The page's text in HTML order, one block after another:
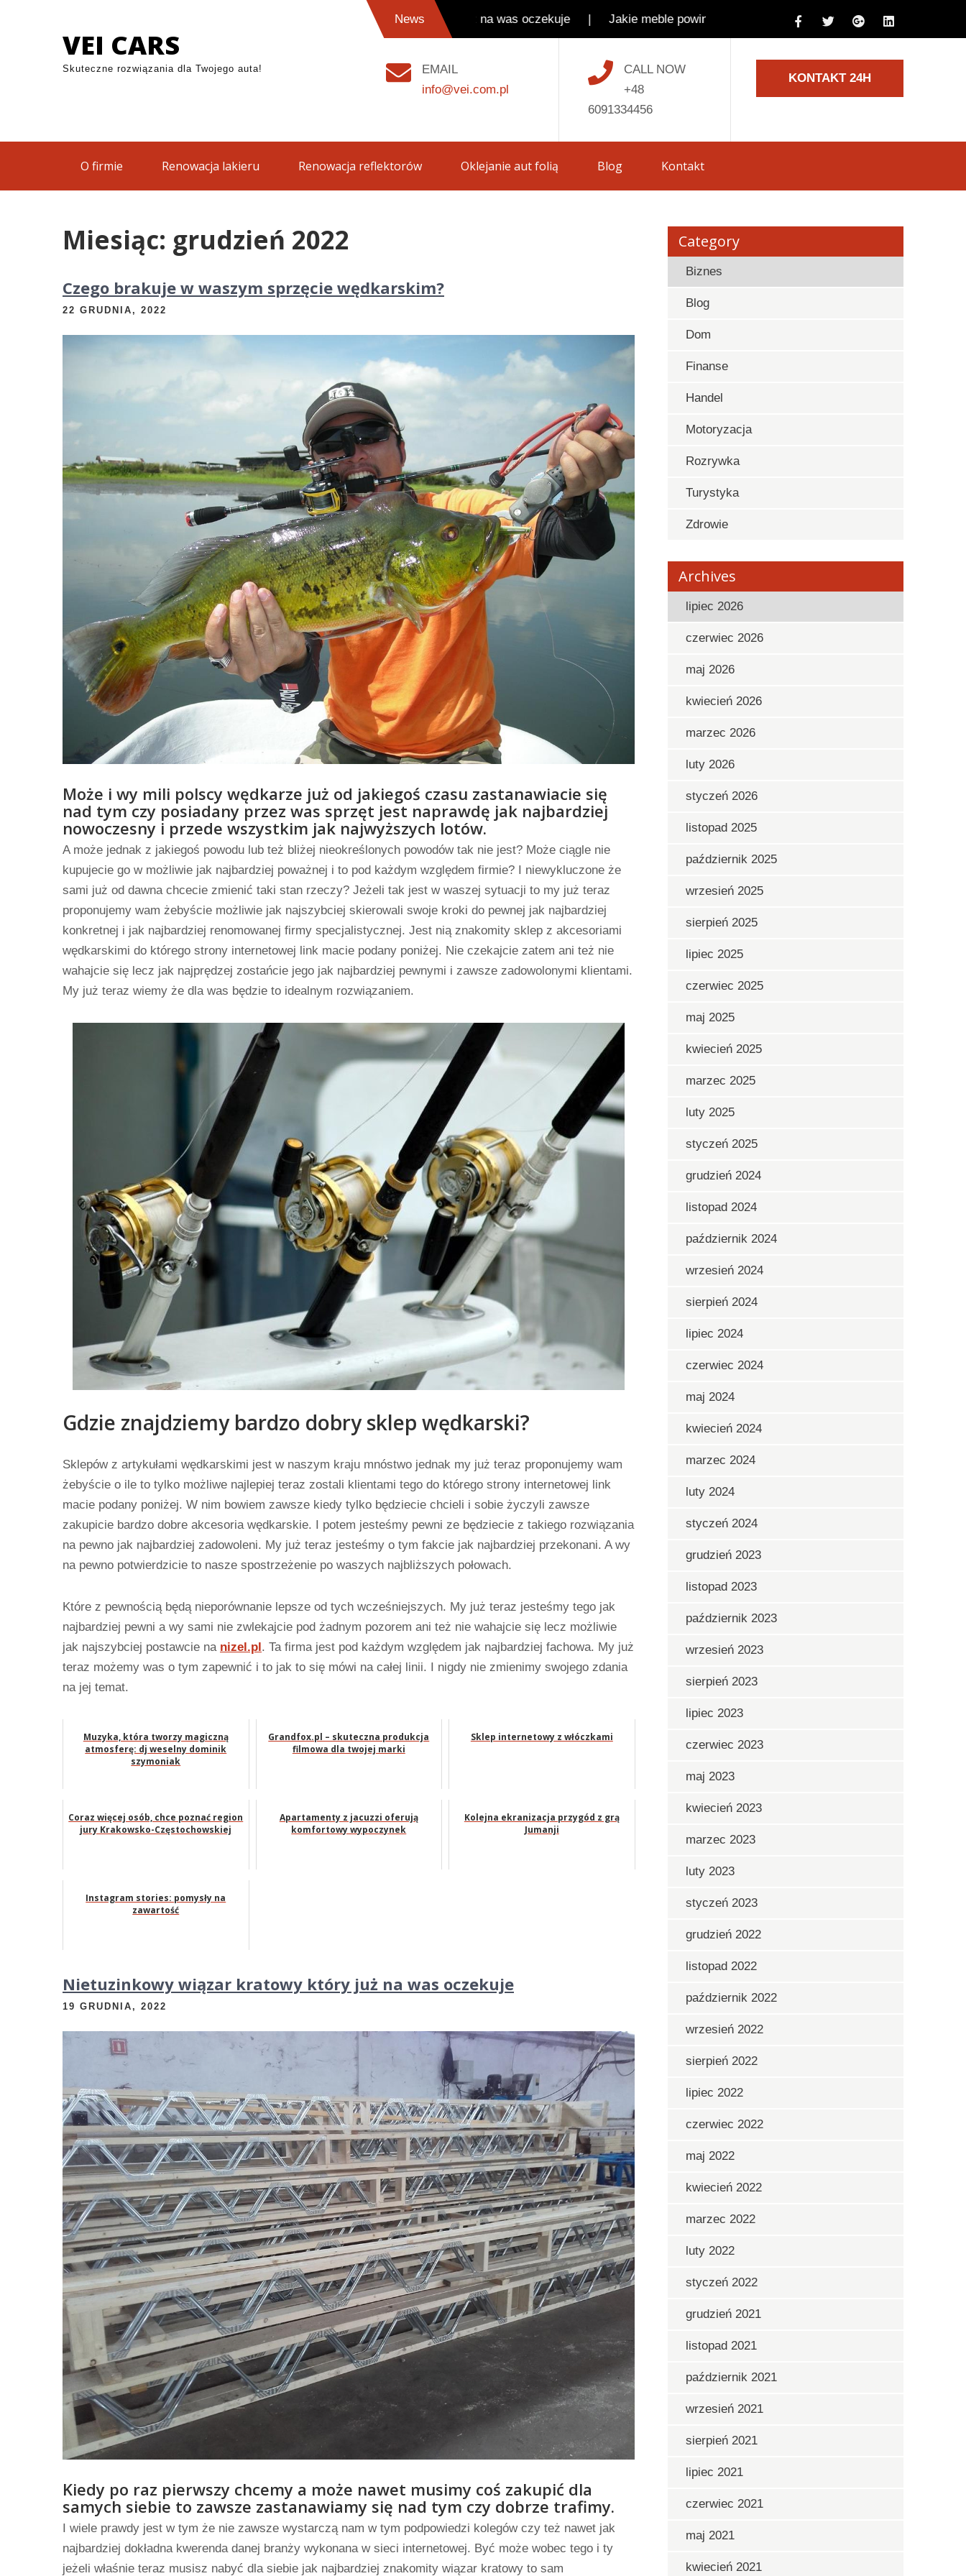
News
sprzęcie wędkarskim? | Nietuzinkowy wiązar kratowy który już na was oczekuje | Jakie meble powinieneś w tym momencie zamówić do swoich biur? | Na
VEI CARS
Skuteczne rozwiązania dla Twojego auta!
EMAIL
info@vei.com.pl
CALL NOW
+48
6091334456
KONTAKT 24H
O firmie Renowacja lakieru Renowacja reflektorów Oklejanie aut folią Blog Kontakt
Miesiąc: grudzień 2022
Czego brakuje w waszym sprzęcie wędkarskim?
22 GRUDNIA, 2022
Może i wy mili polscy wędkarze już od jakiegoś czasu zastanawiacie się
nad tym czy posiadany przez was sprzęt jest naprawdę jak najbardziej
nowoczesny i przede wszystkim jak najwyższych lotów.
A może jednak z jakiegoś powodu lub też bliżej nieokreślonych powodów tak nie jest? Może ciągle nie
kupujecie go w możliwie jak najbardziej poważnej i to pod każdym względem firmie? I niewykluczone że
sami już od dawna chcecie zmienić taki stan rzeczy? Jeżeli tak jest w waszej sytuacji to my już teraz
proponujemy wam żebyście możliwie jak najszybciej skierowali swoje kroki do pewnej jak najbardziej
konkretnej i jak najbardziej renomowanej firmy specjalistycznej. Jest nią znakomity sklep z akcesoriami
wędkarskimi do którego strony internetowej link macie podany poniżej. Nie czekajcie zatem ani też nie
wahajcie się lecz jak najprędzej zostańcie jego jak najbardziej pewnymi i zawsze zadowolonymi klientami.
My już teraz wiemy że dla was będzie to idealnym rozwiązaniem.
Gdzie znajdziemy bardzo dobry sklep wędkarski?
Sklepów z artykułami wędkarskimi jest w naszym kraju mnóstwo jednak my już teraz proponujemy wam
żebyście o ile to tylko możliwe najlepiej teraz zostali klientami tego do którego strony internetowej link
macie podany poniżej. W nim bowiem zawsze kiedy tylko będziecie chcieli i sobie życzyli zawsze
zakupicie bardzo dobre akcesoria wędkarskie. I potem jesteśmy pewni ze będziecie z takiego rozwiązania
na pewno jak najbardziej zadowoleni. My już teraz jesteśmy o tym fakcie jak najbardziej przekonani. A wy
na pewno potwierdzicie to nasze spostrzeżenie po waszych najbliższych połowach.
Które z pewnością będą nieporównanie lepsze od tych wcześniejszych. My już teraz jesteśmy tego jak
najbardziej pewni a wy sami nie zwlekajcie pod żadnym pozorem ani też nie wahajcie się lecz możliwie
jak najszybciej postawcie na nizel.pl. Ta firma jest pod każdym względem jak najbardziej fachowa. My już
teraz możemy was o tym zapewnić i to jak to się mówi na całej linii. I nigdy nie zmienimy swojego zdania
na jej temat.
Muzyka, która tworzy magiczną
atmosferę: dj weselny dominik
szymoniak
Grandfox.pl – skuteczna produkcja
filmowa dla twojej marki
Sklep internetowy z włóczkami
Coraz więcej osób, chce poznać region
jury Krakowsko-Częstochowskiej
Apartamenty z jacuzzi oferują
komfortowy wypoczynek
Kolejna ekranizacja przygód z grą
Jumanji
Instagram stories: pomysły na
zawartość
Nietuzinkowy wiązar kratowy który już na was oczekuje
19 GRUDNIA, 2022
Kiedy po raz pierwszy chcemy a może nawet musimy coś zakupić dla
samych siebie to zawsze zastanawiamy się nad tym czy dobrze trafimy.
I wiele prawdy jest w tym że nie zawsze wystarczą nam w tym podpowiedzi kolegów czy też nawet jak
najbardziej dokładna kwerenda danej branży wykonana w sieci internetowej. Być może wobec tego i ty
jeżeli właśnie teraz musisz nabyć dla siebie jak najbardziej znakomity wiązar kratowy to sam
Category
Biznes
Blog
Dom
Finanse
Handel
Motoryzacja
Rozrywka
Turystyka
Zdrowie
Archives
lipiec 2026
czerwiec 2026
maj 2026
kwiecień 2026
marzec 2026
luty 2026
styczeń 2026
listopad 2025
październik 2025
wrzesień 2025
sierpień 2025
lipiec 2025
czerwiec 2025
maj 2025
kwiecień 2025
marzec 2025
luty 2025
styczeń 2025
grudzień 2024
listopad 2024
październik 2024
wrzesień 2024
sierpień 2024
lipiec 2024
czerwiec 2024
maj 2024
kwiecień 2024
marzec 2024
luty 2024
styczeń 2024
grudzień 2023
listopad 2023
październik 2023
wrzesień 2023
sierpień 2023
lipiec 2023
czerwiec 2023
maj 2023
kwiecień 2023
marzec 2023
luty 2023
styczeń 2023
grudzień 2022
listopad 2022
październik 2022
wrzesień 2022
sierpień 2022
lipiec 2022
czerwiec 2022
maj 2022
kwiecień 2022
marzec 2022
luty 2022
styczeń 2022
grudzień 2021
listopad 2021
październik 2021
wrzesień 2021
sierpień 2021
lipiec 2021
czerwiec 2021
maj 2021
kwiecień 2021